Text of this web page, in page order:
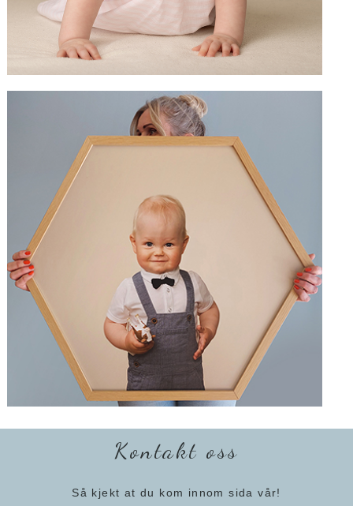
Kontakt oss
Så kjekt at du kom innom sida vår!